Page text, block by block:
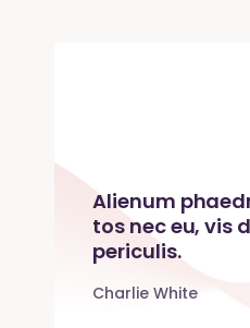
Alienum
tos nec eu, vis
periculis.
Charlie White